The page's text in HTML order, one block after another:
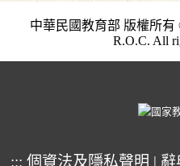
中華民國教育部 版權所有
R.O.C. All
::: 個資法及隱私聲明 | 辭